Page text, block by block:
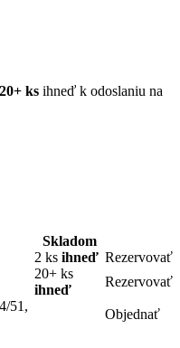
20+ ks ihneď k odoslaniu na
Skladom
2 ks ihneď Rezervovať
20+ ks
ihneď
Rezervovať
51,
Objednať